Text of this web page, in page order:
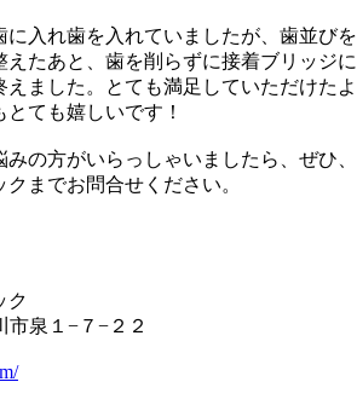
に入れ歯を入れていましたが、歯並びを
たあと、歯を削らずに接着ブリッジに
ました。とても満足していただけたよ
ても嬉しいです！
の方がいらっしゃいましたら、ぜひ、
までお問合せください。
ク
市泉１−７−２２